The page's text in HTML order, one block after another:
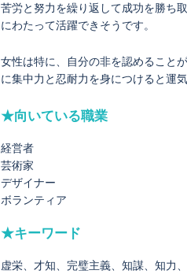
苦労と努力を繰り返して成功を勝ち
にわたって活躍できそうです。
女性は特に、自分の非を認めること
に集中力と忍耐力を身につけると運
★向いている職業
経営者
芸術家
デザイナー
ボランティア
★キーワード
虚栄 才知 完璧主義 知謀 知力